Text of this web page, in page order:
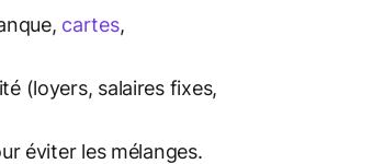
cartes,
(loyers, salaires fixes,
éviter les mélanges.